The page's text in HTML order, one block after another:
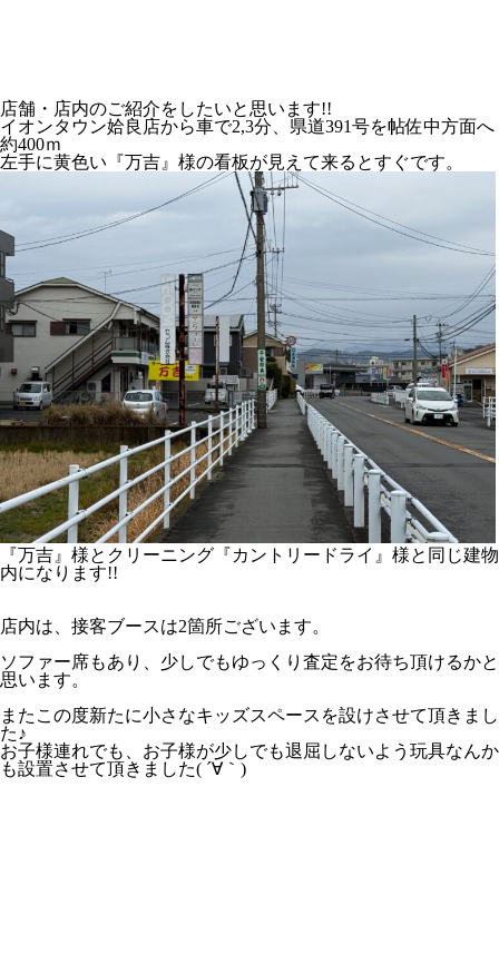
店舗・店内のご紹介をしたいと思います!!
イオンタウン姶良店から車で2,3分、県道391号を帖佐中方面へ
約400ｍ
左手に黄色い『万吉』様の看板が見えて来るとすぐです。
『万吉』様とクリーニング『カントリードライ』様と同じ建物
内になります!!
店内は、接客ブースは2箇所ございます。
ソファー席もあり、少しでもゆっくり査定をお待ち頂けるかと
思います。
またこの度新たに小さなキッズスペースを設けさせて頂きまし
た♪
お子様連れでも、お子様が少しでも退屈しないよう玩具なんか
も設置させて頂きました( ´∀｀)